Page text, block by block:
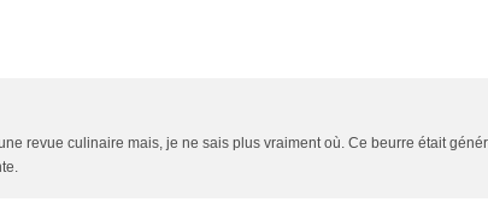
revue culinaire mais, je ne sais plus vraiment où. Ce beurre était